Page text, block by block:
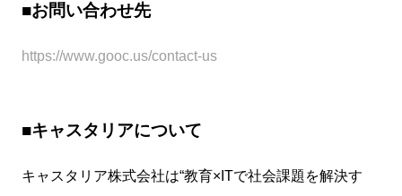
■お問い合わせ先
https://www.gooc.us/contact-us
■キャスタリアについて
キャスタリア株式会社は“教育×ITで社会課題を解決す